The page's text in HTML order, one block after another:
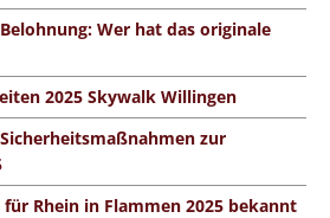
Wer hat das originale
2025 Skywalk Willingen
zur
Rhein in Flammen 2025 bekannt